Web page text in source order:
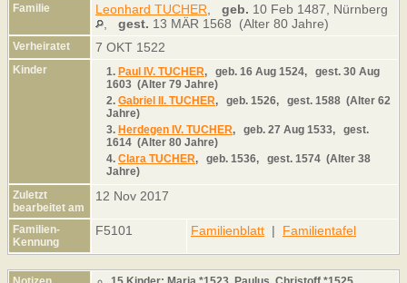
Familie Leonhard TUCHER geb. 10 Feb 1487, Nürnberg
gest. 13 MÄR 1568 (Alter 80 Jahre)
Verheiratet 7 OKT 1522
Kinder 1. Paul IV. TUCHER, geb. 16 Aug 1524, gest. 30 Aug
1603 (Alter 79 Jahre)
2. Gabriel II. TUCHER, geb. 1526, gest. 1588 (Alter 62
Jahre)
3. Herdegen IV. TUCHER, geb. 27 Aug 1533, gest.
1614 (Alter 80 Jahre)
4. Clara TUCHER, geb. 1536, gest. 1574 (Alter 38
Jahre)
Zuletzt
bearbeitet am
12 Nov 2017
Familien-
Kennung
F5101 Familienblatt | Familientafel